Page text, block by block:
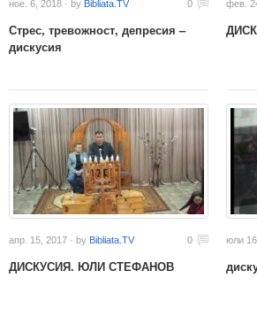
ное. 6, 2018 · by Bibliata.TV 0
Стрес, тревожност, депресия –
дискусия
фев.
апр. 15, 2017 · by Bibliata.TV 0
ДИСКУСИЯ. ЮЛИ СТЕФАНОВ
юли